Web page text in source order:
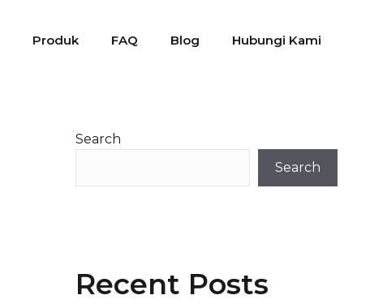
Produk FAQ Blog Hubungi Kami
Search
Search
Recent Posts